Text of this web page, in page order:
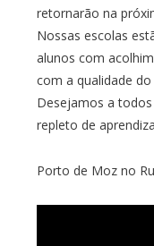
retornarão na
Nossas escolas
alunos com
com a qualidade do
Desejamos a
repleto de
Porto de Moz no